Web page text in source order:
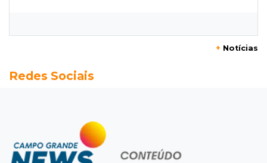
homenagem aos pais
Resumão
Fluminense segura Botafogo no clássico e
Coritiba bate a Chapecoense
+ Notícias
Redes Sociais